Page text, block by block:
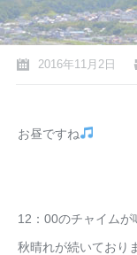
You are here:
2016年11月2日
お昼ですね
12：00のチャイムが
秋晴れが続いており